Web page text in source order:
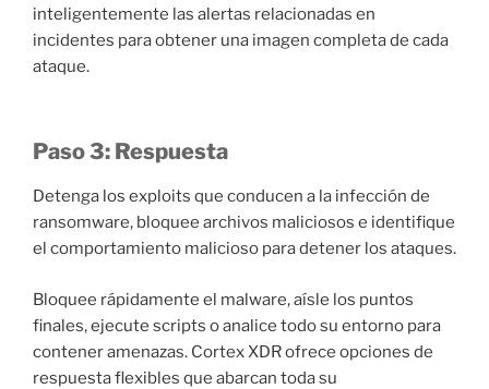
inteligentemente las alertas relacionadas en
incidentes para obtener una imagen completa de cada
ataque.
Paso 3: Respuesta
Detenga los exploits que conducen a la infección de
ransomware, bloquee archivos maliciosos e identifique
el comportamiento malicioso para detener los ataques.
Bloquee rápidamente el malware, aísle los puntos
finales, ejecute scripts o analice todo su entorno para
contener amenazas. Cortex XDR ofrece opciones de
respuesta flexibles que abarcan toda su